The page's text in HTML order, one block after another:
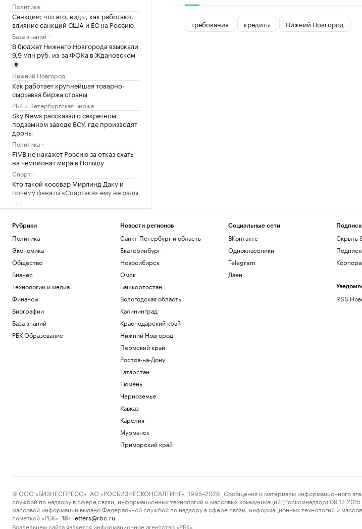
Политика
Санкции: что это, виды, как работают,
влияние санкций США и ЕС на Россию
База знаний
В бюджет Нижнего Новгорода взыскали
9,9 млн руб. из-за ФОКа в Ждановском
Нижний Новгород
Как работает крупнейшая товарно-
сырьевая биржа страны
РБК и Петербургская Биржа
Sky News рассказал о секретном
подземном заводе ВСУ, где производят
дроны
Политика
FIVB не накажет Россию за отказ ехать
на чемпионат мира в Польшу
Спорт
Кто такой косовар Мирлинд Даку и
почему фанаты «Спартака» ему не рады
РБК
требования кредиты Нижний Новгород
Рубрики
Политика
Экономика
Общество
Бизнес
Технологии и медиа
Финансы
Биографии
База знаний
РБК Образование
Новости регионов
Санкт-Петербург и область
Екатеринбург
Новосибирск
Омск
Башкортостан
Вологодская область
Калининград
Краснодарский край
Нижний Новгород
Пермский край
Ростов-на-Дону
Татарстан
Тюмень
Черноземье
Кавказ
Карелия
Мурманск
Приморский край
Социальные сети
ВКонтакте
Одноклассники
Telegram
Дзен
Скрыть
RSS
© ООО «БИЗНЕСПРЕСС», АО «РОСБИЗНЕСКОНСАЛТИНГ», 1995–2026. Сообщения и материалы информационного
службой по надзору в сфере связи, информационных технологий и массовых коммуникаций (Роскомнадзор)
массовой информации выдано Федеральной службой по надзору в сфере связи, информационных технологий и
пометкой «РБК».
18+ letters@rbc.ru
Владельцем сайта является информационное агентство «РБК».